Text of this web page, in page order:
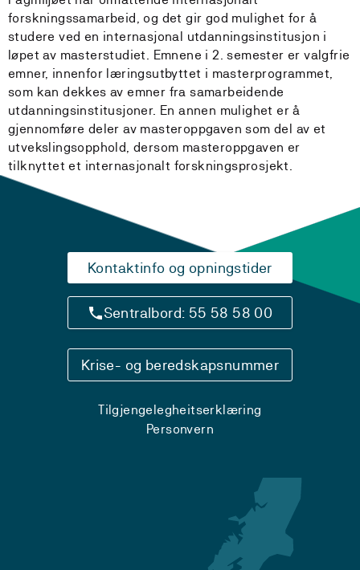
forskningssamarbeid, og det gir god mulighet for å
studere ved en internasjonal utdanningsinstitusjon i
løpet av masterstudiet. Emnene i 2. semester er valgfrie
emner, innenfor læringsutbyttet i masterprogrammet,
som kan dekkes av emner fra samarbeidende
utdanningsinstitusjoner. En annen mulighet er å
gjennomføre deler av masteroppgaven som del av et
utvekslingsopphold, dersom masteroppgaven er
tilknyttet et internasjonalt forskningsprosjekt.
Kontaktinfo og opningstider
Sentralbord: 55 58 58 00
Krise- og beredskapsnummer
Tilgjengelegheitserklæring
Personvern